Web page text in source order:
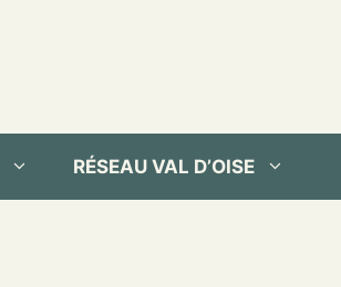
RÉSEAU VAL D’OISE